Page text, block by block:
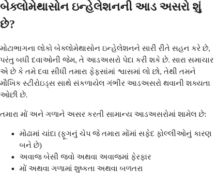
બેક્લોમેથાસોન ઇન્હેલેશનની આડ અસરો શું
છે?
મોટાભાગના લોકો બેક્લોમેથાસોન ઇન્હેલેશનને સારી રીતે સહન કરે છે,
પરંતુ બધી દવાઓની જેમ, તે આડઅસરો પેદા કરી શકે છે. સારા સમાચાર
એ છે કે તમે દવા સીધી તમારા ફેફસાંમાં શ્વાસમાં લો છો, તેથી તમને
મૌખિક સ્ટીરોઇડ્સ સાથે સંકળાયેલ ગંભીર આડઅસરો થવાની શક્યતા
ઓછી છે.
તમારા મોં અને ગળાને અસર કરતી સામાન્ય આડઅસરોમાં શામેલ છે:
મોઢામાં ચાંદા (ફૂગનું ચેપ જે તમારા મોંમાં સફેદ ફોલ્લીઓનું કારણ
બને છે)
અવાજ બેસી જવો અથવા અવાજમાં ફેરફાર
મોં અથવા ગળામાં શુષ્કતા અથવા બળતરા